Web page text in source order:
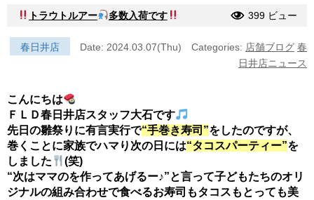
トラウトルアー 多数入荷です 399 ビュー
春日井店 Date: 2024.03.07(Thu) Categories: 店舗ブログ 春
日井店ニュース
こんにちは
ＦＬＤ春日井店スタッフ大石です
先日の雛祭りに有言実行で“手巻き寿司”をしたのですが、
巻くことに家族でハマり次の日には“タコスパーティー”を
しました
(笑)
“次はママのを作ってあげるー♪”と言って子どもたちのオリ
ジナルの組み合わせで食べるお寿司もタコスもとっても美